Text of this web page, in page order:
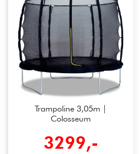
Trampoline 3,05m |
Colosseum
3299,-